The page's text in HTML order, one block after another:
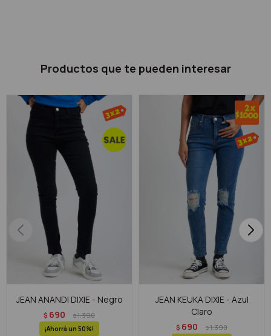
Productos que te pueden interesar
JEAN ANANDI DIXIE - Negro
$ 690 $1.390
50
JEAN KEUKA DIXIE - Azul
Claro
$ 690 $1.390